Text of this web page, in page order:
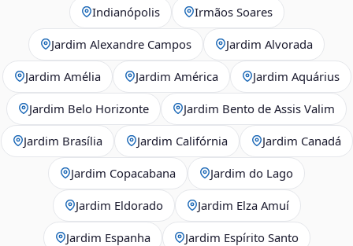
Indianópolis Irmãos Soares
Jardim Alexandre Campos Jardim Alvorada
Jardim Amélia Jardim América Jardim Aquárius
Jardim Belo Horizonte Jardim Bento de Assis Valim
Jardim Brasília Jardim Califórnia Jardim Canadá
Jardim Copacabana Jardim do Lago
Jardim Eldorado Jardim Elza Amuí
Jardim Espanha Jardim Espírito Santo